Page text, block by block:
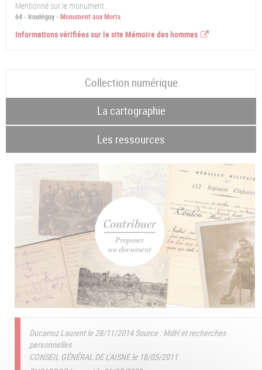
Mentionné sur le monument :
64 - Irouléguy -Monument aux Morts
Informations vérifiées sur le site Mémoire des hommes
Collection numérique
La cartographie
Les ressources
Ducarroz Laurent le 28/11/2014Source : MdH et recherches
personnelles
CONSEIL GÉNÉRAL DE L'AISNE le 18/05/2011